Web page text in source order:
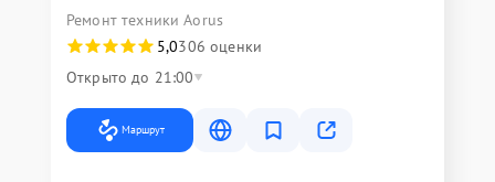
Ремонт техники Aorus
5,0306 оценки
Открыто до 21:00
Маршрут